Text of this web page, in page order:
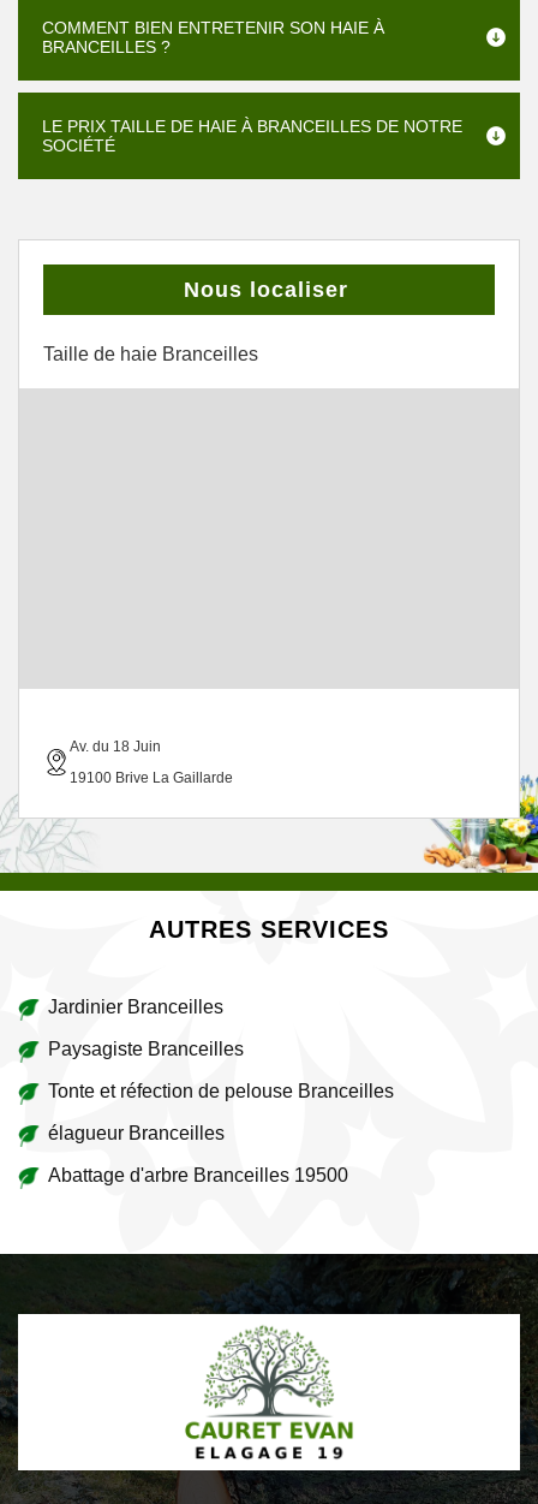
COMMENT BIEN ENTRETENIR SON HAIE À
BRANCEILLES ?
LE PRIX TAILLE DE HAIE À BRANCEILLES DE NOTRE
SOCIÉTÉ
Nous localiser
Taille de haie Branceilles
Av. du 18 Juin
19100 Brive La Gaillarde
AUTRES SERVICES
Jardinier Branceilles
Paysagiste Branceilles
Tonte et réfection de pelouse Branceilles
élagueur Branceilles
Abattage d'arbre Branceilles 19500